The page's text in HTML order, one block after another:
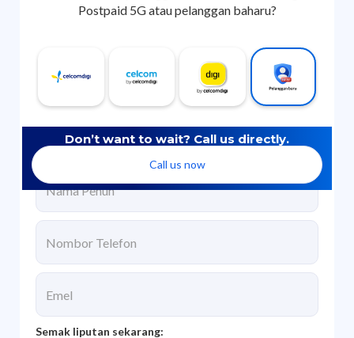
Postpaid 5G atau pelanggan baharu?
Isikan butiran anda di bawah untuk kami hubungi:
Semak liputan sekarang:
Don’t want to wait? Call us directly.
Call us now